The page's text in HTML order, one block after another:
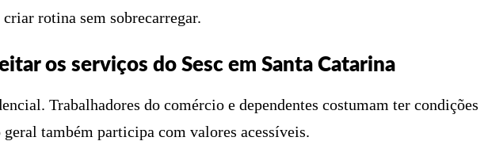
rotina sem sobrecarregar.
os serviços do Sesc em Santa Catarina
Trabalhadores do comércio e dependentes costumam ter condições
também participa com valores acessíveis.